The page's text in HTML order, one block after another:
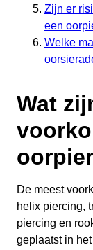
Zijn er
een
Welke
Wat
De meest
helix piercing,
piercing en
geplaatst in